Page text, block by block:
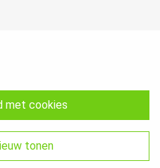
met cookies
tonen